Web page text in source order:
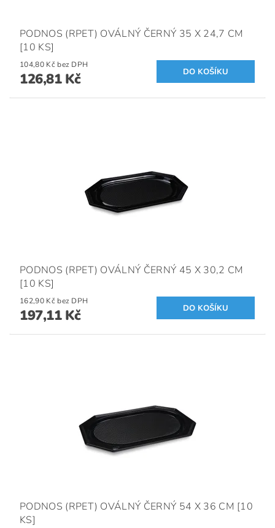
PODNOS (RPET) OVÁLNÝ ČERNÝ 35 X 24,7 CM
[10 KS]
104,80 Kč bez DPH
126,81 Kč
PODNOS (RPET) OVÁLNÝ ČERNÝ 45 X 30,2 CM
[10 KS]
162,90 Kč bez DPH
197,11 Kč
PODNOS (RPET) OVÁLNÝ ČERNÝ 54 X 36 CM [10
KS]